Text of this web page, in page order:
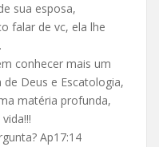
sua esposa,
falar de vc, ela lhe
conhecer mais um
Deus e Escatologia,
matéria profunda,
Ap17:14